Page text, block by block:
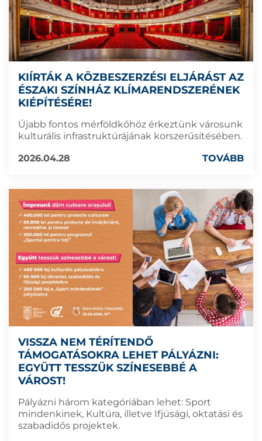
KIÍRTÁK A KÖZBESZERZÉSI ELJÁRÁST AZ
ÉSZAKI SZÍNHÁZ KLÍMARENDSZERÉNEK
KIÉPÍTÉSÉRE!
Újabb fontos mérföldkőhöz érkeztünk városunk
kulturális infrastruktúrájának korszerűsítésében.
2026.04.28
TOVÁBB
VISSZA NEM TÉRÍTENDŐ
TÁMOGATÁSOKRA LEHET PÁLYÁZNI:
EGYÜTT TESSZÜK SZÍNESEBBÉ A
VÁROST!
Pályázni három kategóriában lehet: Sport
mindenkinek, Kultúra, illetve Ifjúsági, oktatási és
szabadidős projektek.